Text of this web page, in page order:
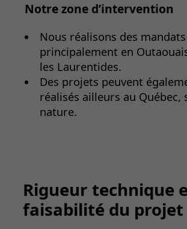
Notre zone d’intervention
Nous réalisons des mandats
principalement en
les Laurentides.
Des projets peuvent
réalisés ailleurs au Québec,
nature.
Rigueur technique
faisabilité du projet